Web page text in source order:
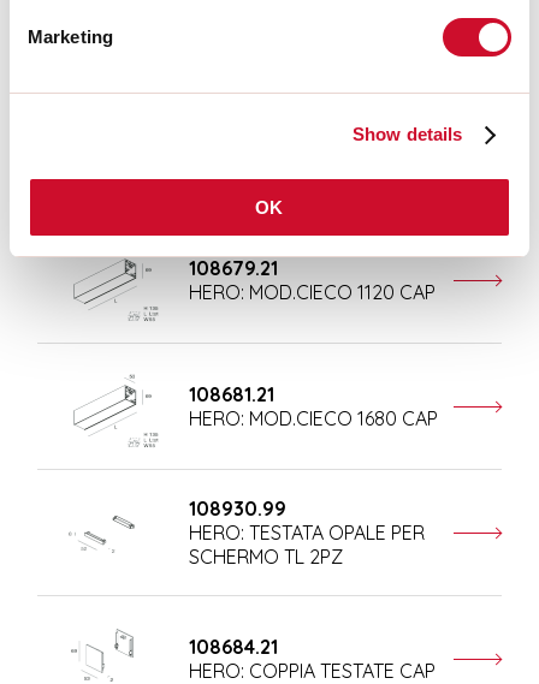
Marketing
Show details
OK
Accessoires complémentaires
150 CAP
108679.21
HERO: MOD.CIECO 1120 CAP
108681.21
HERO: MOD.CIECO 1680 CAP
108930.99
HERO: TESTATA OPALE PER
SCHERMO TL 2PZ
108684.21
HERO: COPPIA TESTATE CAP